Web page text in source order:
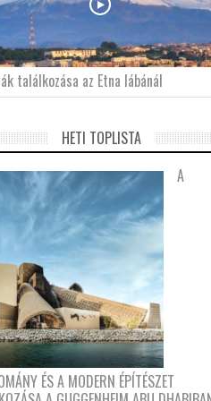
találkozása az Etna lábánál
HETI TOPLISTA
A
ÉS A MODERN ÉPÍTÉSZET